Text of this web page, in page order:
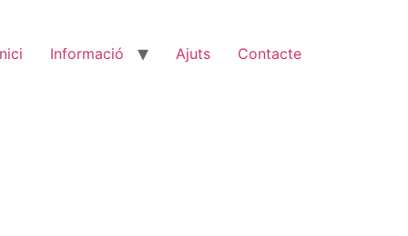
Informació Ajuts Contacte